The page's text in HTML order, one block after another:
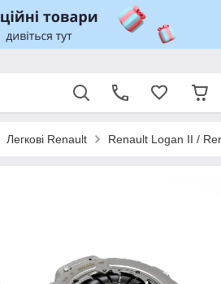
Легкові Renault Renault Logan II /